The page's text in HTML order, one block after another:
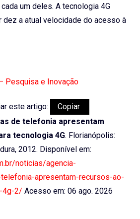
um deles. A tecnologia 4G
a atual velocidade do acesso à
Pesquisa e Inovação
este artigo:
Copiar
de telefonia apresentam
tecnologia 4G. Florianópolis:
2012. Disponível em:
noticias/agencia-
apresentam-recursos-ao-
4g-2/ Acesso em: 06 ago. 2026